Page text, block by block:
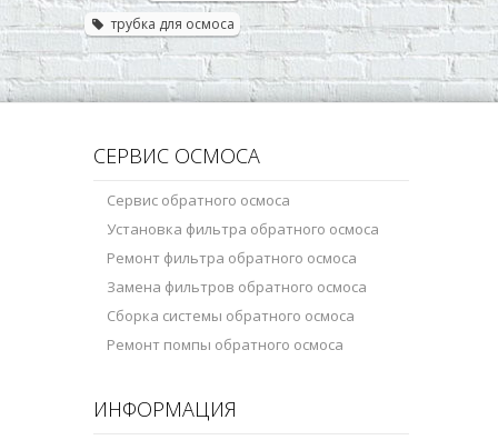
трубка для осмоса
СЕРВИС ОСМОСА
Сервис обратного осмоса
Установка фильтра обратного осмоса
Ремонт фильтра обратного осмоса
Замена фильтров обратного осмоса
Сборка системы обратного осмоса
Ремонт помпы обратного осмоса
ИНФОРМАЦИЯ